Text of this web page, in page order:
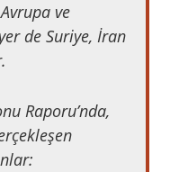
ve
de Suriye, İran
Raporu’nda,